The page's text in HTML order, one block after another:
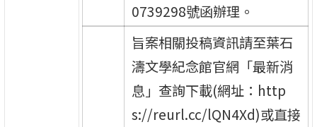
0739298號函辦理。
旨案相關投稿資訊請至葉石
濤文學紀念館官網「最新消
息」查詢下載(網址：http
s://reurl.cc/lQN4Xd)或直接